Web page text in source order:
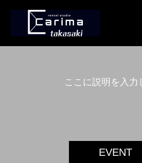
EVENT
ここに説明を入力し